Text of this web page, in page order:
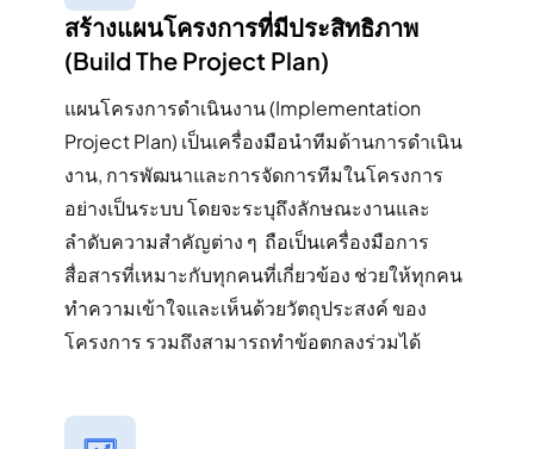
สร้างแผนโครงการที่มีประสิทธิภาพ
(Build The Project Plan​)
แผนโครงการดำเนินงาน (Implementation
Project Plan) เป็นเครื่องมือนำทีมด้านการดำเนิน
งาน, การพัฒนาและการจัดการทีมในโครงการ
อย่างเป็นระบบ โดยจะระบุถึงลักษณะงานและ
ลำดับความสำคัญต่าง ๆ ถือเป็นเครื่องมือการ
สื่อสารที่เหมาะกับทุกคนที่เกี่ยวข้อง ช่วยให้ทุกคน
ทำความเข้าใจและเห็นด้วยวัตถุประสงค์ ของ
โครงการ รวมถึงสามารถทำข้อตกลงร่วมได้